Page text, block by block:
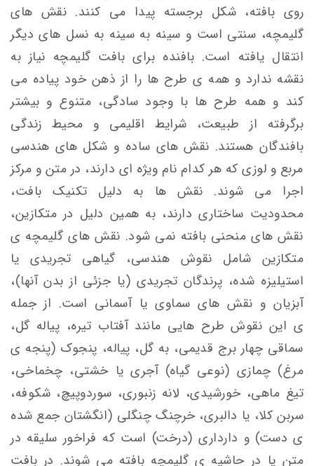
روی بافته، شکل برجسته پیدا می کنند. نقش های
گلیمچه، سنتی است و سینه به سینه به نسل های دیگر
انتقال یافته است. بافنده برای بافت گلیمچه نیاز به
نقشه ندارد و همه ی طرح ها را از ذهن خود پیاده می
کند و همه طرح ها با وجود سادگی، متنوع و بیشتر
برگرفته از طبیعت، شرایط اقلیمی و محیط زندگی
بافندگان هستند. نقش های ساده و شکل های هندسی
مربع و لوزی که هر کدام نام ویژه ای دارند، در متن و مرکز
اجرا می شوند. نقش ها به دلیل تکنیک بافت،
محدودیت ساختاری دارند، به همین دلیل در متکازین،
نقش های منحنی بافته نمی شود. نقش های گلیمچه ی
متکازین شامل نقوش هندسی، گیاهی تجریدی یا
استیلیزه شده، پرندگان تجریدی (یا جزئی از بدن آنها)،
آبزیان و نقش های سماوی یا آسمانی است. از جمله
ی این نقوش طرح هایی مانند آفتاب تیره، پیاله گل،
سماقی چهار برج قدیمی، به گل، پیاله، پنجوک (پنجه ی
مرغ) چمازی (نوعی گیاه) آجری یا خشتی، چخماخی،
تیغ ماهی، خورشیدی، لانه زنبوری، سوردوپیچ، شکوفه،
سربن کلا، یا دالبری، خرچنگ چنگلی (انگشتان جمع شده
ی دست) و دارداری (درخت) است که فراخور سلیقه در
متن یا در حاشیه ی گلیمچه بافته می شوند. در بافت